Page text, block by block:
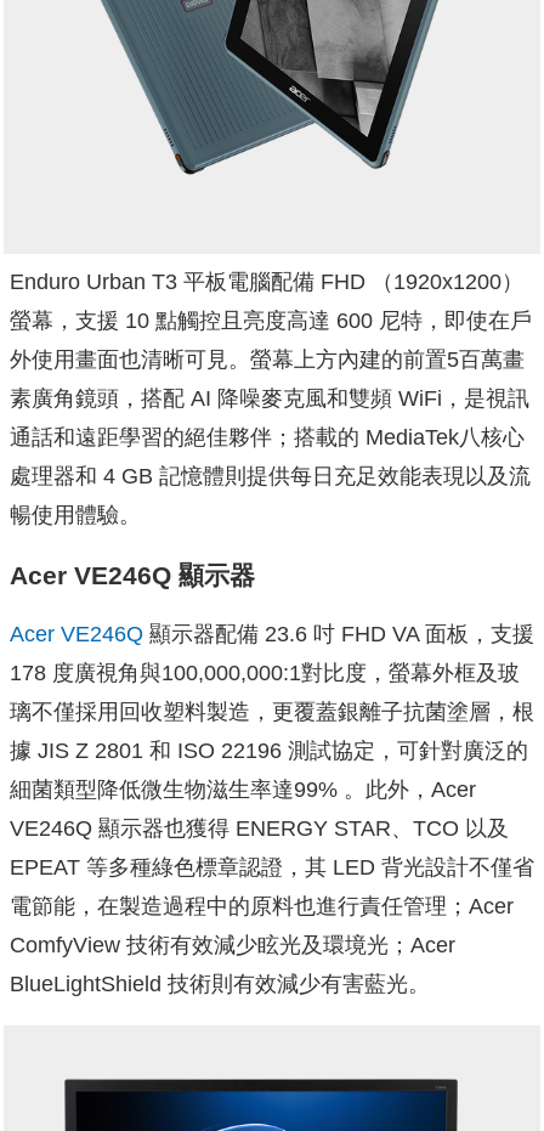
Enduro Urban T3 平板電腦配備 FHD （1920x1200）
螢幕，支援 10 點觸控且亮度高達 600 尼特，即使在戶
外使用畫面也清晰可見。螢幕上方內建的前置5百萬畫
素廣角鏡頭，搭配 AI 降噪麥克風和雙頻 WiFi，是視訊
通話和遠距學習的絕佳夥伴；搭載的 MediaTek八核心
處理器和 4 GB 記憶體則提供每日充足效能表現以及流
暢使用體驗。
Acer VE246Q 顯示器
Acer VE246Q 顯示器配備 23.6 吋 FHD VA 面板，支援
178 度廣視角與100,000,000:1對比度，螢幕外框及玻
璃不僅採用回收塑料製造，更覆蓋銀離子抗菌塗層，根
據 JIS Z 2801 和 ISO 22196 測試協定，可針對廣泛的
細菌類型降低微生物滋生率達99% 。此外，Acer
VE246Q 顯示器也獲得 ENERGY STAR、TCO 以及
EPEAT 等多種綠色標章認證，其 LED 背光設計不僅省
電節能，在製造過程中的原料也進行責任管理；Acer
ComfyView 技術有效減少眩光及環境光；Acer
BlueLightShield 技術則有效減少有害藍光。